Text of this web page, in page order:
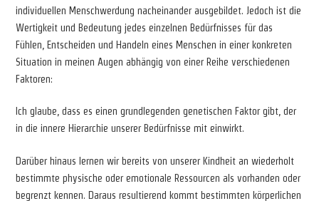
individuellen Menschwerdung nacheinander ausgebildet. Jedoch ist die
Wertigkeit und Bedeutung jedes einzelnen Bedürfnisses für das
Fühlen, Entscheiden und Handeln eines Menschen in einer konkreten
Situation in meinen Augen abhängig von einer Reihe verschiedenen
Faktoren:
Ich glaube, dass es einen grundlegenden genetischen Faktor gibt, der
in die innere Hierarchie unserer Bedürfnisse mit einwirkt.
Darüber hinaus lernen wir bereits von unserer Kindheit an wiederholt
bestimmte physische oder emotionale Ressourcen als vorhanden oder
begrenzt kennen. Daraus resultierend kommt bestimmten körperlichen